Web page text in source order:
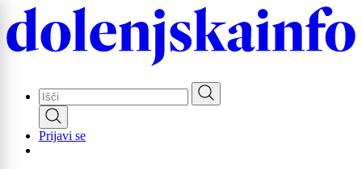
Skip
to
main
content
Prijavi se